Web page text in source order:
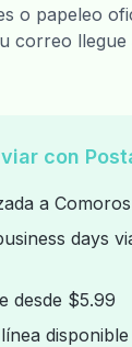
o papeleo
correo llegue
con
a Comoros
days
desde $5.99
disponible